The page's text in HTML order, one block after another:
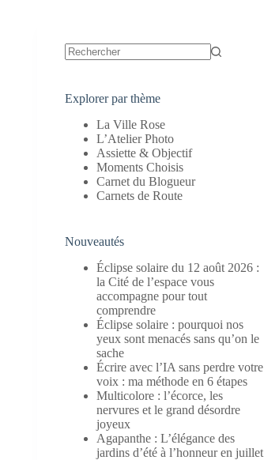
Explorer par thème
La Ville Rose
L’Atelier Photo
Assiette & Objectif
Moments Choisis
Carnet du Blogueur
Carnets de Route
Nouveautés
Éclipse solaire du 12 août 2026 :
la Cité de l’espace vous
accompagne pour tout
comprendre
Éclipse solaire : pourquoi nos
yeux sont menacés sans qu’on le
sache
Écrire avec l’IA sans perdre votre
voix : ma méthode en 6 étapes
Multicolore : l’écorce, les
nervures et le grand désordre
joyeux
Agapanthe : L’élégance des
jardins d’été à l’honneur en juillet